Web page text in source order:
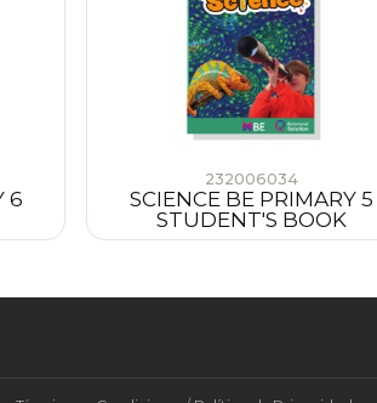
6
232006034
SCIENCE BE PRIMARY 5
STUDENT'S BOOK